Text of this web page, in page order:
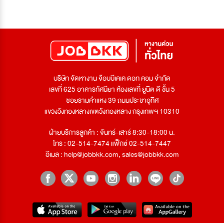
บริษัท จัดหางาน จ๊อบบีเคเค ดอท คอม จำกัด
เลขที่ 625 อาคารทัศนียา ห้องเลขที่ ยูนิต ดี ชั้น 5
ซอยรามคำแหง 39 ถนนประชาอุทิศ
แขวงวังทองหลางเขตวังทองหลาง กรุงเทพฯ 10310
ฝ่ายบริการลูกค้า : จันทร์-เสาร์ 8:30-18:00 น.
โทร : 02-514-7474 แฟ็กซ์ 02-514-7447
อีเมล :help@jobbkk.com,sales@jobbkk.com